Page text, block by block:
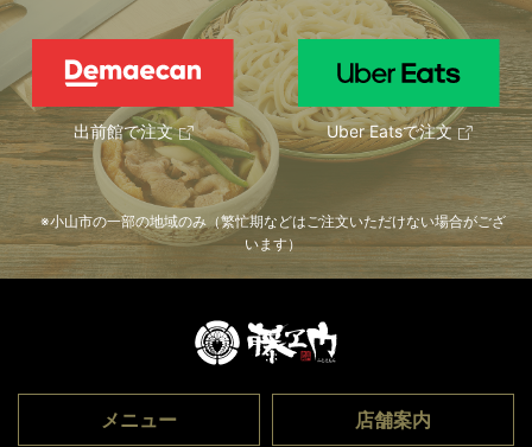
出前館で注文 Uber Eatsで注文
小山市の一部の地域のみ（繁忙期などはご注文いただけない場合がござ
います）
メニュー 店舗案内